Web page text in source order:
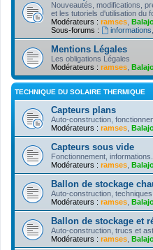
Nouveautés, modifications,
et les tutoriels d'utilisation du
Modérateurs : ramses
Sous-forums :
informations
Mentions Légales
Les obligations Légales
Modérateurs : ramses
TECHNIQUE DU SOLAIRE THERMIQUE
Capteurs plans
Auto-construction,
Modérateurs : ramses
Capteurs sous vide
Fonctionnement, informations...
Modérateurs : ramses
Ballon de stockage
Auto-construction,
Modérateurs : ramses
Ballon de stockage et
Auto-construction, trucs et
Modérateurs : ramses